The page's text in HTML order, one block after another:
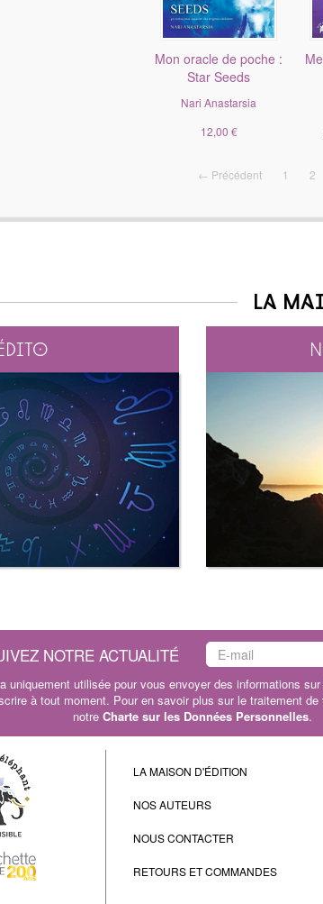
Mon oracle de poche :
Star Seeds
Nari Anastarsia
12,00 €
← Précédent 1 2
La
NOTRE ACTUALITÉ
uniquement utilisée pour vous envoyer des informations
à tout moment. Pour en savoir plus sur le traitement
notre Charte sur les Données Personnelles.
LA MAISON D'ÉDITION
NOS AUTEURS
NOUS CONTACTER
RETOURS ET COMMANDES